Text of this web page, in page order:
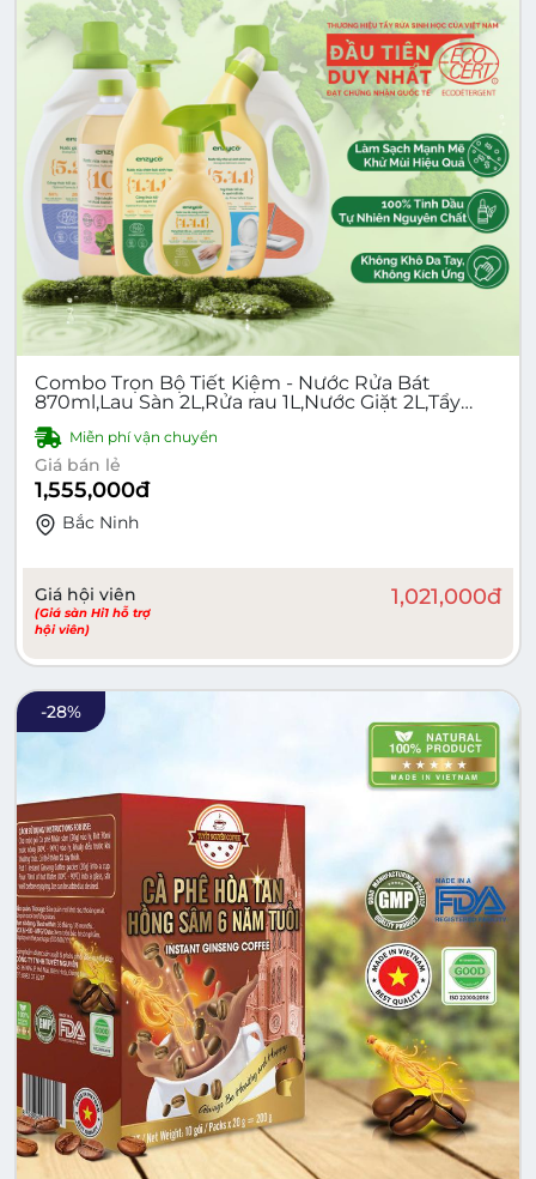
Combo Trọn Bộ Tiết Kiệm - Nước Rửa Bát
870ml,Lau Sàn 2L,Rửa rau 1L,Nước Giặt 2L,Tẩy
Miễn phí vận chuyển
Giá bán lẻ
1,555,000đ
Bắc Ninh
Giá hội viên
(Giá sàn Hi1 hỗ trợ
hội viên)
1,021,000đ
-28%